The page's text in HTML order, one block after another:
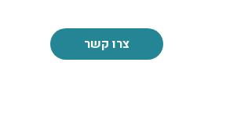
צרו קשר